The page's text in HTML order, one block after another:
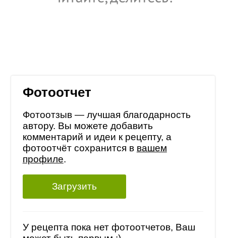
Фотоотчет
Фотоотзыв — лучшая благодарность
автору. Вы можете добавить
комментарий и идеи к рецепту, а
фотоотчёт сохранится в вашем
профиле.
Загрузить
У рецепта пока нет фотоотчетов, Ваш